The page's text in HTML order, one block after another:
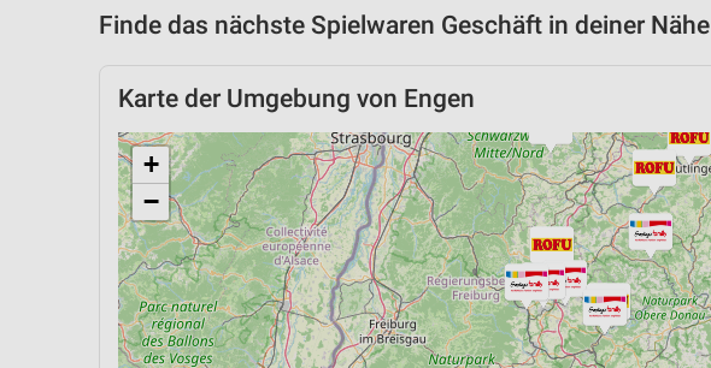
Finde das nächste Spielwaren Geschäft in deiner Nähe
Karte der Umgebung von Engen
+
−